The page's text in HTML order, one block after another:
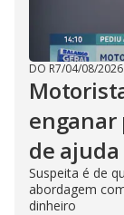
DO R7/04/08/2026
enganar
de
Suspeita é de
abordagem
dinheiro